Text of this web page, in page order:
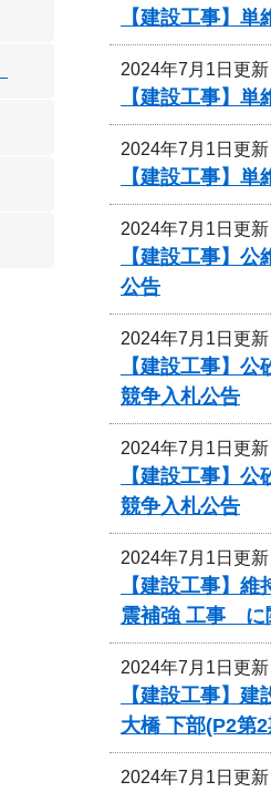
【建設工事】
2024年7月1日更新
【建設工事】
2024年7月1日更新
【建設工事】
2024年7月1日更新
【建設工事】
公告
2024年7月1日更新
【建設工事】
競争入札公告
2024年7月1日更新
【建設工事】
競争入札公告
2024年7月1日更新
【建設工事】
震補強 工事 に
2024年7月1日更新
【建設工事】
大橋 下部(P2第
2024年7月1日更新